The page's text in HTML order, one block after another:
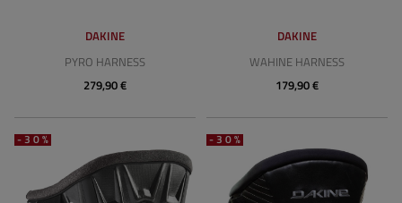
DAKINE
PYRO HARNESS
279,90 €
DAKINE
WAHINE HARNESS
179,90 €
-30% -30%